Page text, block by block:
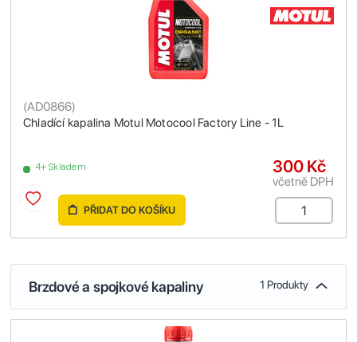
Chladící kapalina Motul Motocool Factory Line - 1L
(AD0866)
4+ Skladem 300 Kč
včetně DPH
PŘIDAT DO KOŠÍKU
Brzdové a spojkové kapaliny 1 Produkty